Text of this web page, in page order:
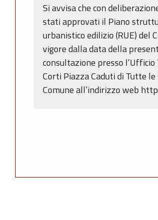
Si avvisa che con
stati approvati il Piano
urbanistico edilizio (RUE) del
vigore dalla data della
consultazione presso
Corti Piazza Caduti di Tutte
Comune all’indirizzo web